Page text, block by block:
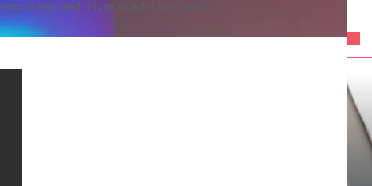
rett ned. Hvor skadet blir han?